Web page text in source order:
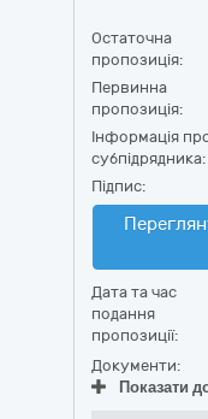
Остаточна
пропозиція:
Первинна
пропозиція:
Інформація
субпідрядника:
Підпис:
Дата та час
подання
пропозиції:
Документи:
Показати